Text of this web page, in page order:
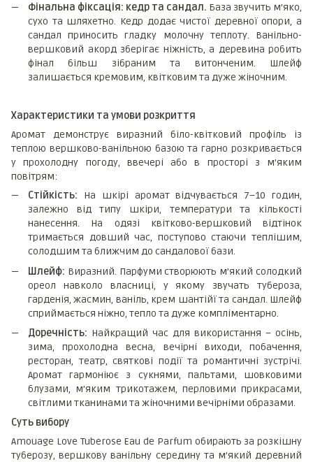
Фінальна фіксація: кедр та сандал. База звучить м’яко,
сухо та шляхетно. Кедр додає чистої деревної опори, а
сандал приносить гладку молочну теплоту. Ванільно-
вершковий акорд зберігає ніжність, а деревина робить
фінал більш зібраним та витонченим. Шлейф
залишається кремовим, квітковим та дуже жіночним.
Характеристики та умови розкриття
Аромат демонструє виразний біло-квітковий профіль із
теплою вершково-ванільною базою та гарно розкривається
у прохолодну погоду, ввечері або в просторі з м’яким
повітрям:
Стійкість: На шкірі аромат відчувається 7–10 годин,
залежно від типу шкіри, температури та кількості
нанесення. На одязі квітково-вершковий відтінок
тримається довший час, поступово стаючи теплішим,
солодшим та ближчим до сандалової бази.
Шлейф: Виразний. Парфуми створюють м’який солодкий
ореол навколо власниці, у якому звучать тубероза,
гарденія, жасмин, ваніль, крем шантійї та сандал. Шлейф
сприймається ніжно, тепло та дуже компліментарно.
Доречність: Найкращий час для використання – осінь,
зима, прохолодна весна, вечірні виходи, побачення,
ресторан, театр, святкові події та романтичні зустрічі.
Аромат гармоніює з сукнями, пальтами, шовковими
блузами, м’яким трикотажем, перловими прикрасами,
світлими тканинами та жіночними вечірніми образами.
Суть вибору
Amouage Love Tuberose Eau de Parfum обирають за розкішну
туберозу, вершкову ванільну середину та м’який деревний